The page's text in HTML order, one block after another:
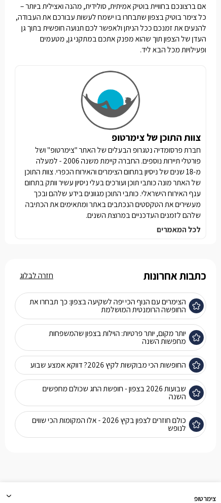
אם ברצונכם בחוויית בוטיק אמיתית, סולידית, מהנה ואצילית ביותר –
כלצימר בוטיק בצפוןשתבחרו בו ישמח לעשות עבורכם את העבודה,
להנעים את זמנכם ככל הניתן ולאפשר לכם תנועה חופשית בתוך גן
העדן של הצפון תוך שהוא מפנק אתכם במתקני גן, מטעמים
ופעילויות מכל הבא ליד.
צוות התוכן של צימרטופ
חברת פרסומדיה נטגרופ הבעלים של האתר "צימרטופ" ושל
פורטלי תיירות נוספים. החברה קיימת משנה 2006 - למעלה
מ-18 שנים של ניסיון בתחום הצימרים והאירוח הכפרי. צוות התוכן
של האתר מונה כותבי תוכן ועורכים בעלי ניסיון עשיר וותק בתחום
ענף האירוח הישראלי. כותבי התוכן מגוונים בידע שלהם ובכך
מעשירים את הטקסטים הנכתבים באתר ומתאימים את הכתיבה
שלהם לזמנים העדכניים במרוצת השנים.
לכל המאמרים
כתבות אחרונות
הצימרים עם הנוף הכי יפה לשקיעה בצפון: כך תבחרו את
החופשה הרומנטית המושלמת
יותר מקום, יותר פרטיות: הוילות בצפון שהמשפחות
מחפשות השנה
החופשות הכי מבוקשות לקיץ 2026? דווקא אמצע שבוע
שבועות 2026 בצפון - חופשת החג שכולם מחפשים
השנה
כולם חוזרים לצפון בקיץ 2026 - אלו המקומות הכי שווים
לנופש
חזרה לבלוג
צימרטופ